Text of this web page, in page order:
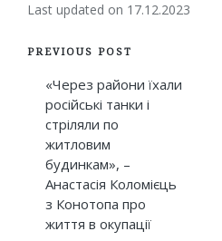
Last updated on 17.12.2023
Post
navigation
PREVIOUS POST
«Через райони їхали
російські танки і
стріляли по
житловим
будинкам», –
Анастасія Коломієць
з Конотопа про
життя в окупації